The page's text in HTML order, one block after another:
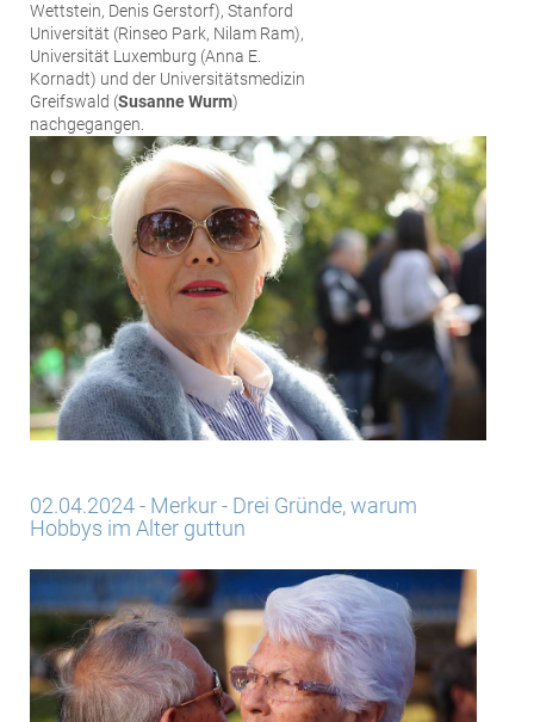
Wettstein, Denis Gerstorf), Stanford
Universität (Rinseo Park, Nilam Ram),
Universität Luxemburg (Anna E.
Kornadt) und der Universitätsmedizin
Greifswald (Susanne Wurm)
nachgegangen.
02.04.2024 - Merkur - Drei Gründe, warum
Hobbys im Alter guttun